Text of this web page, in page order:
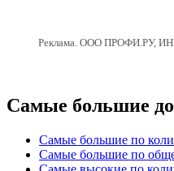
Реклама. ООО ПРОФИ.РУ,
Самые большие
Самые большие по
Самые большие по